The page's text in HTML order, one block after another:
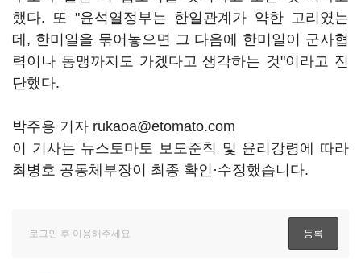
했다. 또 "윤석열정부는 한일관계가 약한 고리였는
데, 한미일을 묶어놓으면 그 다음에 한미일이 군사협
력이나 동맹까지도 가겠다고 생각하는 것"이라고 진
단했다.
박주용 기자 rukaoa@etomato.com
이 기사는 뉴스토마토 보도준칙 및 윤리강령에 따라
최병호 공동체부장이 최종 확인·수정했습니다.